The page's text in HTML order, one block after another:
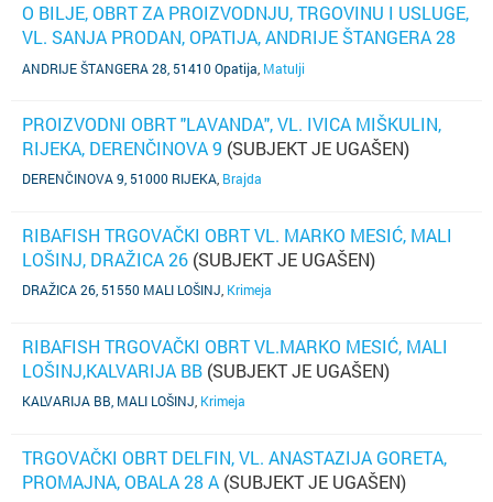
O BILJE, OBRT ZA PROIZVODNJU, TRGOVINU I USLUGE,
VL. SANJA PRODAN, OPATIJA, ANDRIJE ŠTANGERA 28
(SUBJEKT JE UGAŠEN)
ANDRIJE ŠTANGERA 28, 51410 Opatija Matulji
PROIZVODNI OBRT "LAVANDA", VL. IVICA MIŠKULIN,
RIJEKA, DERENČINOVA 9 (SUBJEKT JE UGAŠEN)
DERENČINOVA 9, 51000 RIJEKA Brajda
RIBAFISH TRGOVAČKI OBRT VL. MARKO MESIĆ, MALI
LOŠINJ, DRAŽICA 26 (SUBJEKT JE UGAŠEN)
DRAŽICA 26, 51550 MALI LOŠINJ Krimeja
RIBAFISH TRGOVAČKI OBRT VL.MARKO MESIĆ, MALI
LOŠINJ,KALVARIJA BB (SUBJEKT JE UGAŠEN)
KALVARIJA BB, MALI LOŠINJ Krimeja
TRGOVAČKI OBRT DELFIN, VL. ANASTAZIJA GORETA,
PROMAJNA, OBALA 28 A (SUBJEKT JE UGAŠEN)